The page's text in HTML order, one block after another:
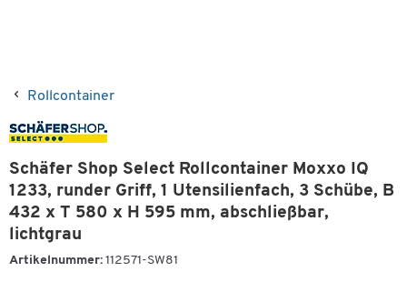
Rollcontainer
Schäfer Shop Select Rollcontainer Moxxo IQ
1233, runder Griff, 1 Utensilienfach, 3 Schübe, B
432 x T 580 x H 595 mm, abschließbar,
lichtgrau
Artikelnummer: 112571-SW81